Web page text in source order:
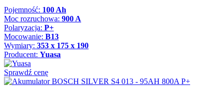
Pojemność: 100 Ah
Moc rozruchowa: 900 A
Polaryzacja: P+
Mocowanie: B13
Wymiary: 353 x 175 x 190
Producent: Yuasa
Sprawdź cenę